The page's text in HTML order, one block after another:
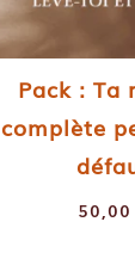
Pack : Ta
complète
50,00